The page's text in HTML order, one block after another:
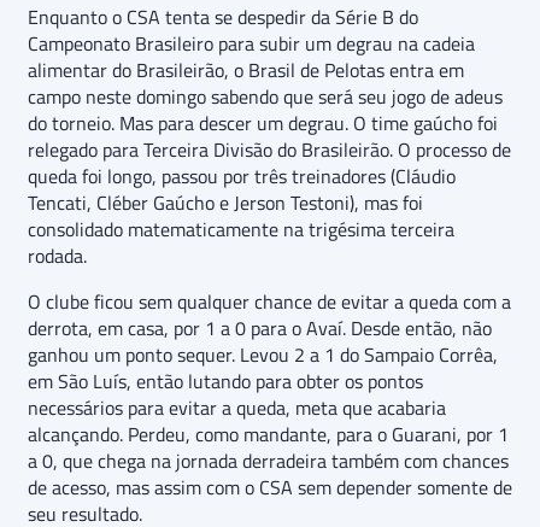
Enquanto o CSA tenta se despedir da Série B do
Campeonato Brasileiro para subir um degrau na cadeia
alimentar do Brasileirão, o Brasil de Pelotas entra em
campo neste domingo sabendo que será seu jogo de adeus
do torneio. Mas para descer um degrau. O time gaúcho foi
relegado para Terceira Divisão do Brasileirão. O processo de
queda foi longo, passou por três treinadores (Cláudio
Tencati, Cléber Gaúcho e Jerson Testoni), mas foi
consolidado matematicamente na trigésima terceira
rodada.
O clube ficou sem qualquer chance de evitar a queda com a
derrota, em casa, por 1 a 0 para o Avaí. Desde então, não
ganhou um ponto sequer. Levou 2 a 1 do Sampaio Corrêa,
em São Luís, então lutando para obter os pontos
necessários para evitar a queda, meta que acabaria
alcançando. Perdeu, como mandante, para o Guarani, por 1
a 0, que chega na jornada derradeira também com chances
de acesso, mas assim com o CSA sem depender somente de
seu resultado.